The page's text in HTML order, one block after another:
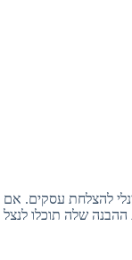
להצלחת עסקים.
שלה תוכלו לנצל